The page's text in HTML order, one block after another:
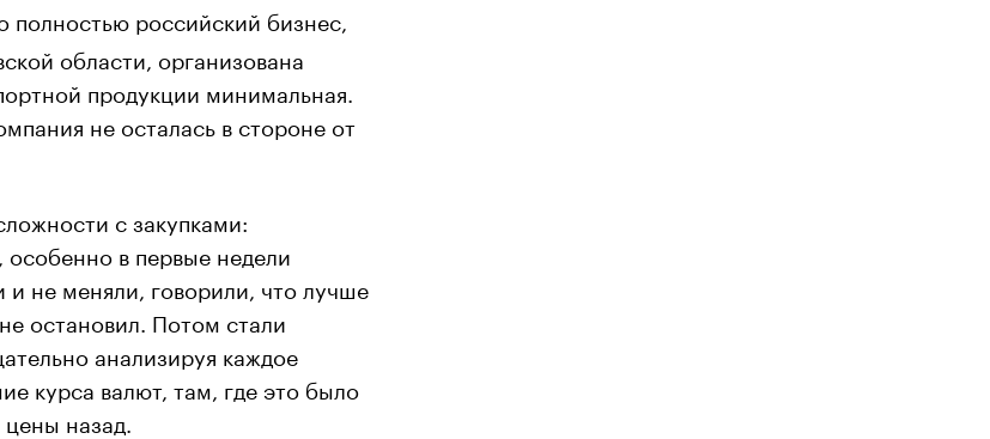
полностью российский бизнес,
области, организована
продукции минимальная.
не осталась в стороне от
с закупками:
в первые недели
не меняли, говорили, что лучше
остановил. Потом стали
анализируя каждое
курса валют, там, где это было
назад.